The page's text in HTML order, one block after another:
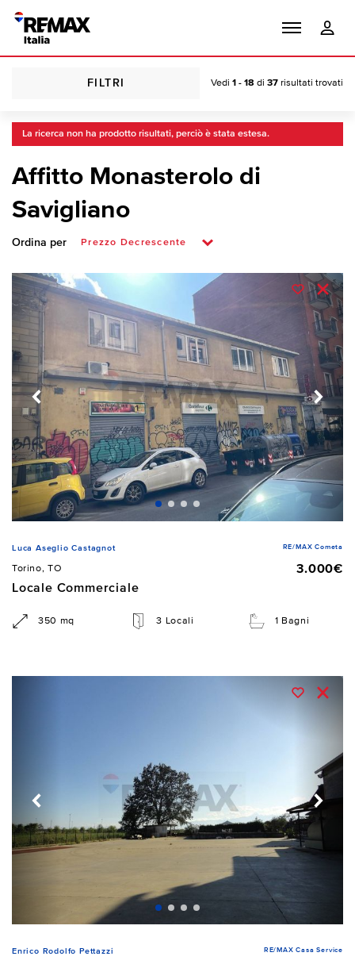
FILTRI Vedi 1 - 18 di 37 risultati trovati
La ricerca non ha prodotto risultati, perciò è stata estesa.
Affitto Monasterolo di
Savigliano
Ordina per
Luca Aseglio Castagnot RE/MAX Cometa
Torino, TO
3.000€
Locale Commerciale
350 mq 3 Locali 1 Bagni
Enrico Rodolfo Pettazzi RE/MAX Casa Service